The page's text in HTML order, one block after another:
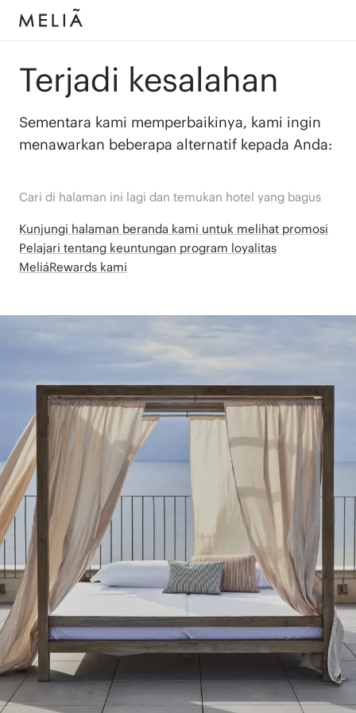
Terjadi kesalahan
Sementara kami memperbaikinya, kami ingin
menawarkan beberapa alternatif kepada Anda:
Cari di halaman ini lagi dan temukan hotel yang bagus
Kunjungi halaman beranda kami untuk melihat promosi
Pelajari tentang keuntungan program loyalitas
MeliáRewards kami